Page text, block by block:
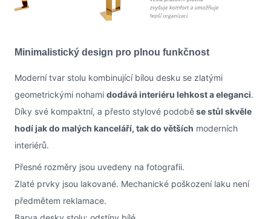
Minimalistický design pro plnou funkčnost
Moderní tvar stolu kombinující bílou desku se zlatými
geometrickými nohami dodává interiéru lehkost a eleganci.
Díky své kompaktní, a přesto stylové podoběse stůl skvěle
hodí jak do malých kanceláří, tak do větších moderních
interiérů.
Přesné rozměry jsou uvedeny na fotografii.
Zlaté prvky jsou lakované. Mechanické poškození laku není
předmětem reklamace.